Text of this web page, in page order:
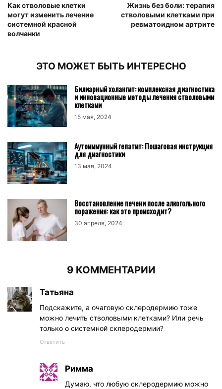
Как стволовые клетки
могут изменить лечение
системной красной
волчанки
Жизнь без боли: терапия
стволовыми клетками при
ревматоидном артрите
ЭТО МОЖЕТ БЫТЬ ИНТЕРЕСНО
Билиарный холангит: комплексная диагностика
и инновационные методы лечения стволовыми
клетками
15 мая, 2024
Аутоиммунный гепатит: Пошаговая инструкция
для диагностики
13 мая, 2024
Восстановление печени после алкогольного
поражения: как это происходит?
30 апреля, 2024
9 КОММЕНТАРИИ
Татьяна
Подскажите, а очаговую склеродермию тоже
можно лечить стволовыми клетками? Или речь
только о системной склеродермии?
Ответить
Римма
Думаю, что любую склеродермию можно